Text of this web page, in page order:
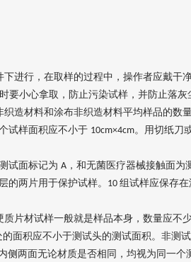
进行，在取样的过程中，操作者应戴干
要小心拿取，防止污染试样，并防止落灰
织造材料和涂布非织造材料平均样品的数
试样面积应不小于 10cm×4cm。用切纸刀
试面标记为 A ，和无菌医疗器械接触面为
的两片用于保护试样。 10 组试样应保存
质片材试样一般就是样品本身，数量应不
面积应不小于测试头的测试面积。非测
侧两面无论材质是否相同，均视为同一个